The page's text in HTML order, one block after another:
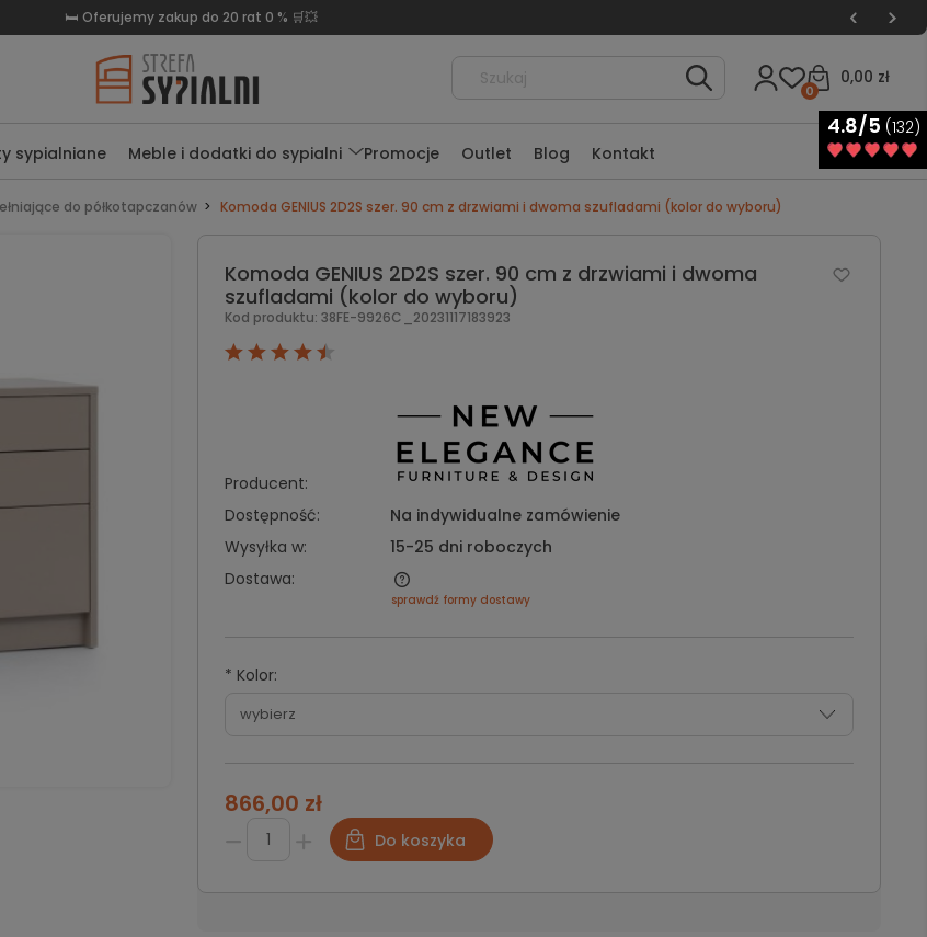
🛏️ Oferujemy zakup do 20 rat 0 % 🛒💥
0,00 zł
0
sypialniane Meble i dodatki do sypialni Promocje Outlet Blog Kontakt
do półkotapczanów Komoda GENIUS 2D2S szer. 90 cm z drzwiami i dwoma szufladami (kolor do wyboru)
Komoda GENIUS 2D2S szer. 90 cm z drzwiami i dwoma
szufladami (kolor do wyboru)
Kod produktu: 38FE-9926C_20231117183923
Producent:
Dostępność:
Na indywidualne zamówienie
Wysyłka w:
15-25 dni roboczych
Dostawa:
sprawdź formy dostawy
* Kolor:
866,00 zł
Do koszyka
4.8/5 (132)